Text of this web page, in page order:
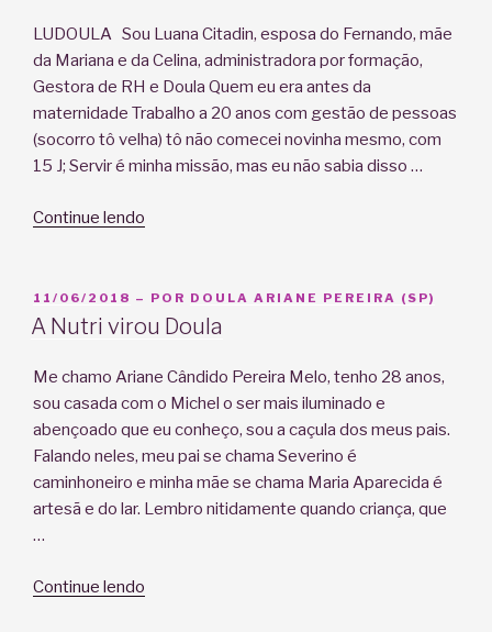
LUDOULA Sou Luana Citadin, esposa do Fernando, mãe
da Mariana e da Celina, administradora por formação,
Gestora de RH e Doula Quem eu era antes da
maternidade Trabalho a 20 anos com gestão de pessoas
(socorro tô velha) tô não comecei novinha mesmo, com
15 J; Servir é minha missão, mas eu não sabia disso …
Continue lendo
descobri
doula”
PUBLICADO
EM
11/06/2018 – POR DOULA ARIANE PEREIRA (SP)
A Nutri virou Doula
Me chamo Ariane Cândido Pereira Melo, tenho 28 anos,
sou casada com o Michel o ser mais iluminado e
abençoado que eu conheço, sou a caçula dos meus pais.
Falando neles, meu pai se chama Severino é
caminhoneiro e minha mãe se chama Maria Aparecida é
artesã e do lar. Lembro nitidamente quando criança, que
…
Continue lendo